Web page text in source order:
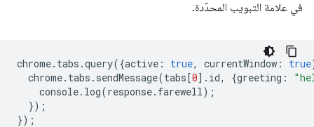
في علامة التبويب المحدّدة.
chrome. tabs .query({active : true, currentWindow : true
chrome. tabs . sendMessage(tabs[0]. id, {greeting :
console. log(response. farewell);
});
});